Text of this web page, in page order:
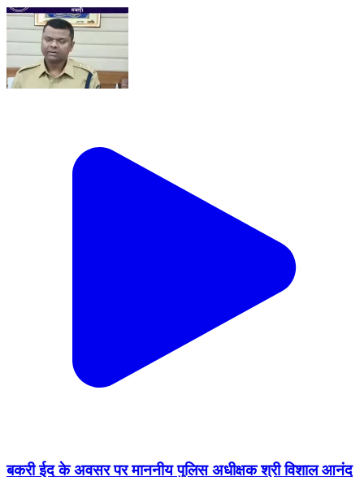
बकरी ईद के अवसर पर माननीय पुलिस अधीक्षक श्री विशाल आनंद